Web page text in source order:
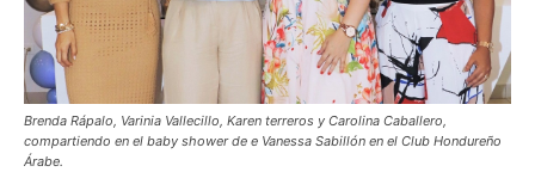
Brenda Rápalo, Varinia Vallecillo, Karen terreros y Carolina Caballero,
compartiendo en el baby shower de e Vanessa Sabillón en el Club Hondureño
Árabe.